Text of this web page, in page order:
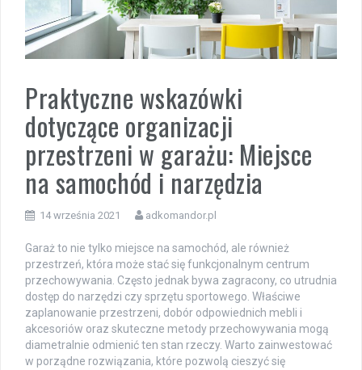
Praktyczne wskazówki
dotyczące organizacji
przestrzeni w garażu: Miejsce
na samochód i narzędzia
14 września 2021 adkomandor.pl
Garaż to nie tylko miejsce na samochód, ale również
przestrzeń, która może stać się funkcjonalnym centrum
przechowywania. Często jednak bywa zagracony, co utrudnia
dostęp do narzędzi czy sprzętu sportowego. Właściwe
zaplanowanie przestrzeni, dobór odpowiednich mebli i
akcesoriów oraz skuteczne metody przechowywania mogą
diametralnie odmienić ten stan rzeczy. Warto zainwestować
w porządne rozwiązania, które pozwolą cieszyć się